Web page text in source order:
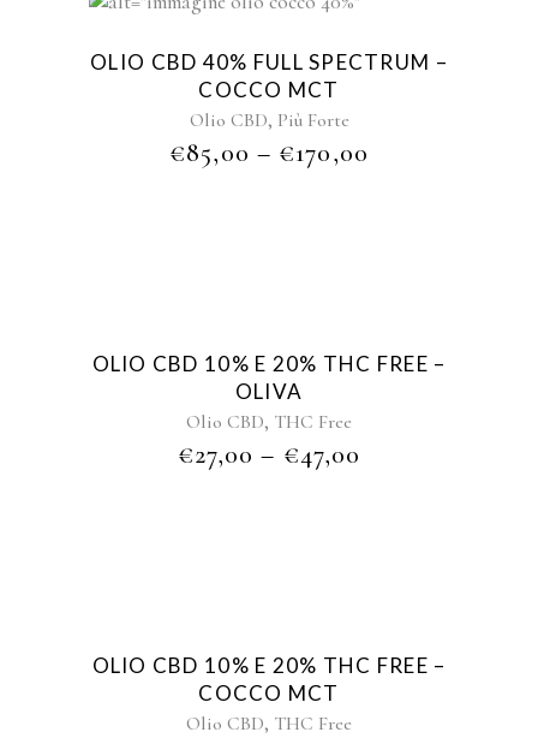
OLIO CBD 40% FULL SPECTRUM –
COCCO MCT
Olio CBD, Più Forte
€85,00 – €170,00
Sold
OLIO CBD 10% E 20% THC FREE –
OLIVA
Olio CBD, THC Free
€27,00 – €47,00
Sold
OLIO CBD 10% E 20% THC FREE –
COCCO MCT
Olio CBD, THC Free